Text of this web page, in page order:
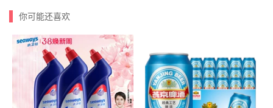
你可能还喜欢